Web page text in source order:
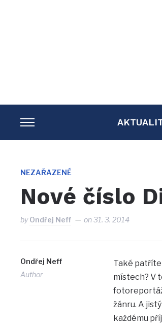
TOGGLE
SIDEBAR
NAVIGATION
NEZAŘAZENÉ
Nové číslo
byOndřej Neff on31. 3. 2014
Ondřej Neff
Author
Také
místech? V
žánru. A
každému